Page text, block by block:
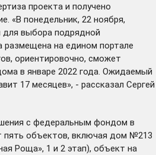
проекта и получено
«В понедельник, 22 ноября,
для выбора подрядной
размещена на едином портале
ориентировочно, сможет
в январе 2022 года. Ожидаемый
17 месяцев», - рассказал Сергей
с федеральным фондом в
пять объектов, включая дом №213
Роща», 1 и 2 этап), объект на